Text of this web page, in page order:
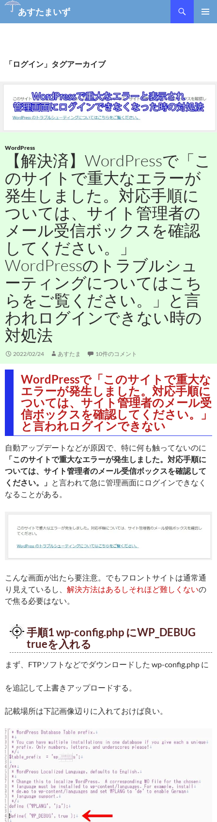
あすたまいず
ツ「ログイン」タグアーカイブ
WordPress
【解決済】WordPressで「こ
のサイトで重大なエラーが
発生しました。対応手順に
ついては、サイト管理者の
メール受信ボックスを確認
してください。」
WordPressのトラブルシュ
ーティングについてはこち
らをご覧ください。」と言
われログインできない時の
対処法
2022/02/24 あすたま 10件のコメント
WordPressで「このサイトで重大な
エラーが発生しました。対応手順に
ついては、サイト管理者のメール受
信ボックスを確認してください。」
と言われログインできない
自動アップデートなどが原因で、特に何も触ってないのに
「このサイトで重大なエラーが発生しました。対応手順に
ついては、サイト管理者のメール受信ボックスを確認して
ください。」 と言われて急に管理画面にログインできなく
なることがある。
こんな画面が出たら要注意。でもフロントサイトは通常通
り見えているし、 解決方法はあるしそれほど難しくないの
で焦る必要はない。
手順1 wp-config.php にWP_DEBUG
trueを入れる
まず、FTPソフトなどでダウンロードした wp-config.php に
を追記して上書きアップロードする。
記載場所は下記画像辺りに入れておけば良い。